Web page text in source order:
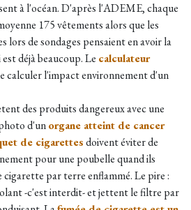
à l'océan. D'après l'ADEME, chaque
175 vêtements alors que les
lors de sondages pensaient en avoir la
déjà beaucoup. Le calculateur
calculer l'impact environnement d'un
des produits dangereux avec une
d'unorgane atteint de cancer
de cigarettesdoivent éviter de
pour une poubelle quand ils
par terre enflammé. Le pire :
-c'est interdit- et jettent le filtre par